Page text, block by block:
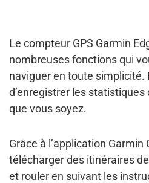
Le compteur GPS Garmin
nombreuses fonctions qui
naviguer en toute simplicité.
d’enregistrer les
que vous soyez.
Grâce à l’application
télécharger des itinéraires
et rouler en suivant les